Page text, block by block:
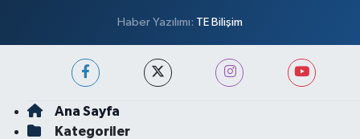
Haber Yazılımı: TE Bilişim
Ana Sayfa
Kategoriler